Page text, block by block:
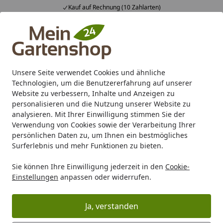
Unsere Seite verwendet Cookies und ähnliche
Technologien, um die Benutzererfahrung auf unserer
Website zu verbessern, Inhalte und Anzeigen zu
personalisieren und die Nutzung unserer Website zu
analysieren. Mit Ihrer Einwilligung stimmen Sie der
Verwendung von Cookies sowie der Verarbeitung Ihrer
persönlichen Daten zu, um Ihnen ein bestmögliches
Surferlebnis und mehr Funktionen zu bieten.
Sie können Ihre Einwilligung jederzeit in den Cookie-
Einstellungen anpassen oder widerrufen.
Ja, verstanden
Kauf auf Rechnung (10 Zahlarten)
Alle Produkte
Mein Konto
Suchen
Karibu Pools inkl. gratis Sandfilteranlage & Pool-
Starterset (Gesamtwert bis 468,99€)
Startseite
Gartenpflege Gartengeräte Motorsägen EGO Power
CS1610E